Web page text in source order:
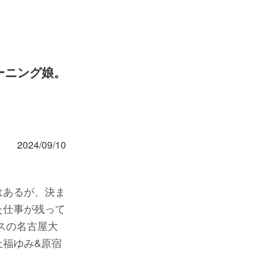
ング娘。
2024/09/10
るが、決ま
事が残って
の名古屋大
ゆみ&原宿